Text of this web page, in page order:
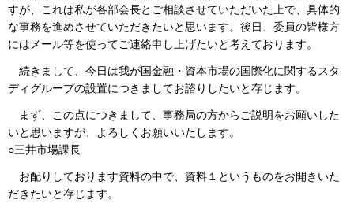
すが、これは私が各部会長とご相談させていただいた上で、具体的
な事務を進めさせていただきたいと思います。後日、委員の皆様方
にはメール等を使ってご連絡申し上げたいと考えております。
続きまして、今日は我が国金融・資本市場の国際化に関するスタ
ディグループの設置につきましてお諮りしたいと存じます。
まず、この点につきまして、事務局の方からご説明をお願いした
いと思いますが、よろしくお願いいたします。
○三井市場課長
お配りしております資料の中で、資料１というものをお開きいた
だきたいと存じます。